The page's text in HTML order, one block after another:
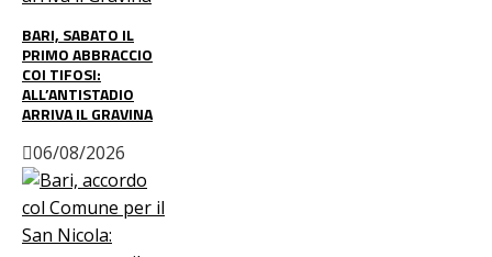
BARI, SABATO IL
PRIMO ABBRACCIO
COI TIFOSI:
ALL’ANTISTADIO
ARRIVA IL GRAVINA
06/08/2026